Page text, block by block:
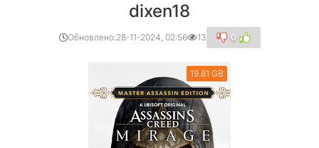
dixen18
Обновлено:28-11-2024, 02:56 13 0
19.81 GB